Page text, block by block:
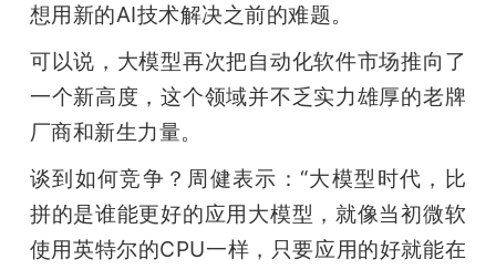
想用新的AI技术解决之前的难题。
可以说，大模型再次把自动化软件市场推向了
一个新高度，这个领域并不乏实力雄厚的老牌
厂商和新生力量。
谈到如何竞争？周健表示：“大模型时代，比
拼的是谁能更好的应用大模型，就像当初微软
使用英特尔的CPU一样，只要应用的好就能在